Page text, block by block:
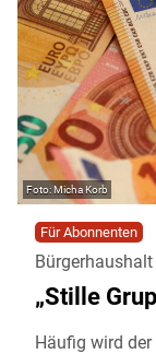
Micha Korb
Für Abonnenten
„Stille
Häufig wird